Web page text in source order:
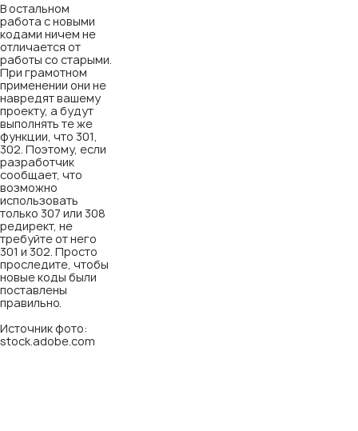
В остальном
работа с новыми
кодами ничем не
отличается от
работы со старыми.
При грамотном
применении они не
навредят вашему
проекту, а будут
выполнять те же
функции, что 301,
302. Поэтому, если
разработчик
сообщает, что
возможно
использовать
только 307 или 308
редирект, не
требуйте от него
301 и 302. Просто
проследите, чтобы
новые коды были
поставлены
правильно.
Источник фото:
stock.adobe.com